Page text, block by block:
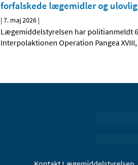
forfalskede lægemidler og
|7. maj 2026 |
Lægemiddelstyrelsen har politianmeldt
Interpolaktionen Operation Pangea